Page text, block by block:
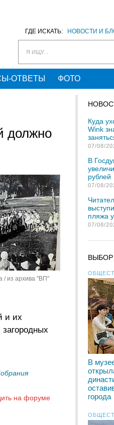
ГДЕ ИСКАТЬ: НОВОСТИ И
Я ИЩУ...
ОТВЕТЫ ФОТО
должно
/ из архива "ВП"
и их
на форуме
Куда
Wink
07/08/
В
рублей
07/08/
пляжа
07/08/
ВЫБОР
В
города